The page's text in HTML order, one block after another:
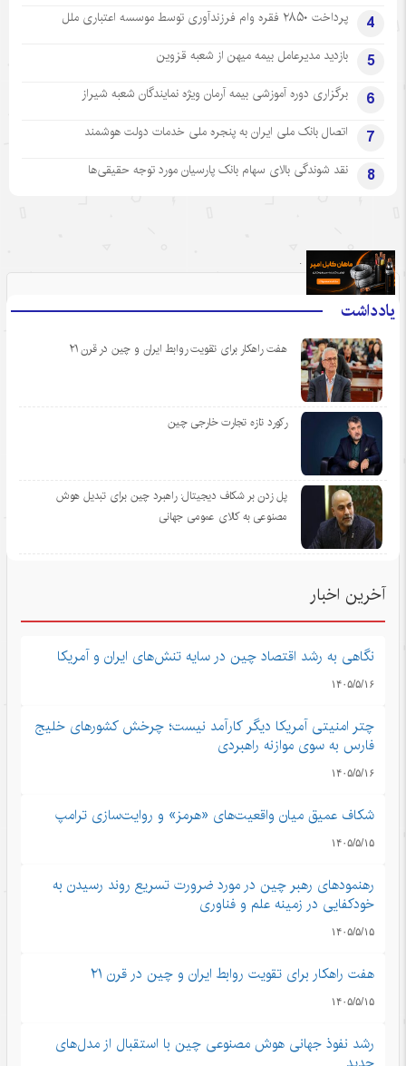
4 پرداخت ۲۸۵۰ فقره وام فرزندآوری توسط موسسه اعتباری ملل
5 بازدید مدیرعامل بیمه میهن از شعبه قزوین
6 برگزاری دوره آموزشی بیمه آرمان ویژه نمایندگان شعبه شیراز
7 اتصال بانک ملی ایران به پنجره ملی خدمات دولت هوشمند
8 نقد شوندگی بالای سهام بانک پارسیان مورد توجه حقیقی‌ها
یادداشت
هفت راهکار برای تقویت روابط ایران و چین در قرن ۲۱
رکورد تازه تجارت خارجی چین
پل زدن بر شکاف دیجیتال: راهبرد چین برای تبدیل هوش
مصنوعی به کالای عمومی جهانی
.
آخرین اخبار
نگاهی به رشد اقتصاد چین در سایه تنش‌های ایران و آمریکا
۱۴۰۵/۵/۱۶
چتر امنیتی آمریکا دیگر کارآمد نیست؛ چرخش کشورهای خلیج
فارس به سوی موازنه راهبردی
۱۴۰۵/۵/۱۶
شکاف عمیق میان واقعیت‌های «هرمز» و روایت‌سازی ترامپ
۱۴۰۵/۵/۱۵
رهنمودهای رهبر چین در مورد ضرورت تسریع روند رسیدن به
خودکفایی در زمینه علم و فناوری
۱۴۰۵/۵/۱۵
هفت راهکار برای تقویت روابط ایران و چین در قرن ۲۱
۱۴۰۵/۵/۱۵
رشد نفوذ جهانی هوش مصنوعی چین با استقبال از مدل‌های